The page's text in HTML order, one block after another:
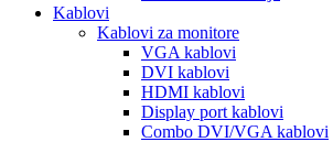
Kablovi
Kablovi za monitore
VGA kablovi
DVI kablovi
HDMI kablovi
Display port kablovi
Combo DVI/VGA kablovi